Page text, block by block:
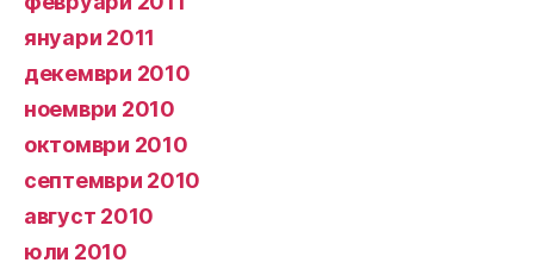
януари 2011
декември 2010
ноември 2010
октомври 2010
септември 2010
август 2010
юли 2010